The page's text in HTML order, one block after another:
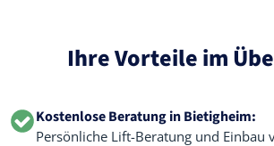
Ihre Vorteile im
Kostenlose Beratung in Bietigheim:
Persönliche Lift-Beratung und Einbau